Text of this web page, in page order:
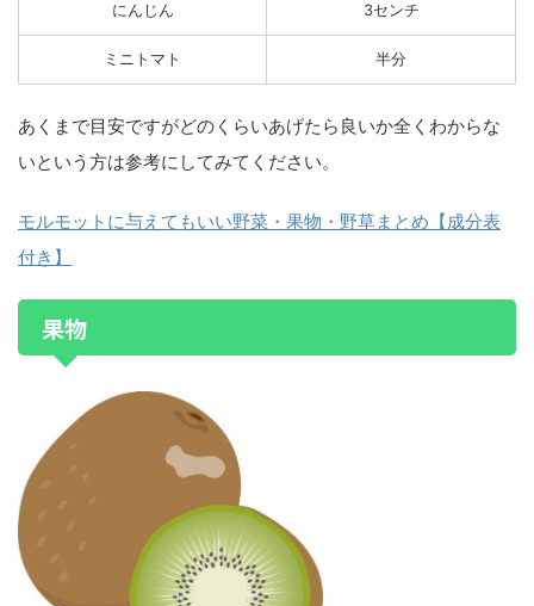
にんじん 3センチ
ミニトマト 半分
あくまで目安ですがどのくらいあげたら良いか全くわからな
いという方は参考にしてみてください。
モルモットに与えてもいい野菜・果物・野草まとめ【成分表
付き】
果物